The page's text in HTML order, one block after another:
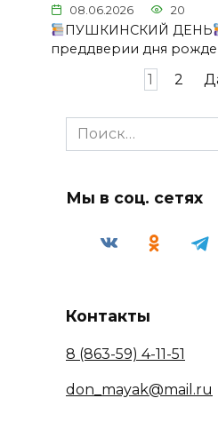
08.06.2026 20
ПУШКИНСКИЙ ДЕНЬ
преддверии дня
1 2
Search
for:
Мы в соц. сетях
Контакты
8 (863-59) 4-11-51
don_mayak@mail.ru